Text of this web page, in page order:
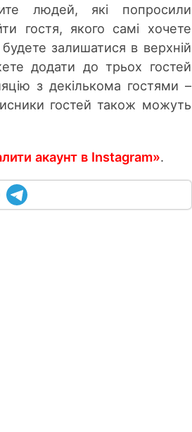
людей, які попросили
гостя, якого самі хочете
залишатися в верхній
додати до трьох гостей
з декількома гостями –
гостей також можуть
акаунт в Instagram».